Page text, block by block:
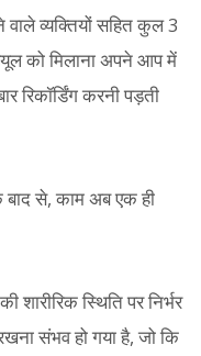
वाले व्यक्तियों सहित कुल 3
को मिलाना अपने आप में
रिकॉर्डिंग करनी पड़ती
से, काम अब एक ही
शारीरिक स्थिति पर निर्भर
संभव हो गया है, जो कि